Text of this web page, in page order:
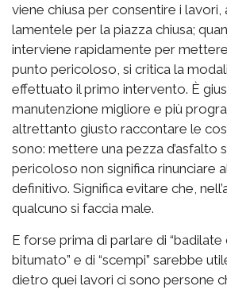
viene chiusa per consentire i lavori,
lamentele per la piazza chiusa;
interviene rapidamente per
punto pericoloso, si critica la
effettuato il primo intervento. È
manutenzione migliore e più
altrettanto giusto raccontare le
sono: mettere una pezza d’asfalto
pericoloso non significa rinunciare
definitivo. Significa evitare che,
qualcuno si faccia male.
E forse prima di parlare di
bitumato” e di “scempi” sarebbe
dietro quei lavori ci sono persone